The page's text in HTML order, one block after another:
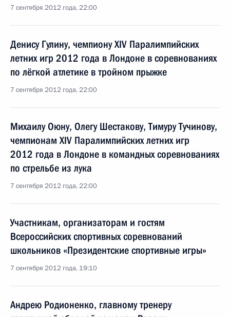
7 сентября 2012 года, 22:00
Денису Гулину, чемпиону XIV Паралимпийских
летних игр 2012 года в Лондоне в соревнованиях
по лёгкой атлетике в тройном прыжке
7 сентября 2012 года, 22:00
Михаилу Оюну, Олегу Шестакову, Тимуру Тучинову,
чемпионам XIV Паралимпийских летних игр
2012 года в Лондоне в командных соревнованиях
по стрельбе из лука
7 сентября 2012 года, 22:00
Участникам, организаторам и гостям
Всероссийских спортивных соревнований
школьников «Президентские спортивные игры»
7 сентября 2012 года, 19:10
Андрею Родионенко, главному тренеру